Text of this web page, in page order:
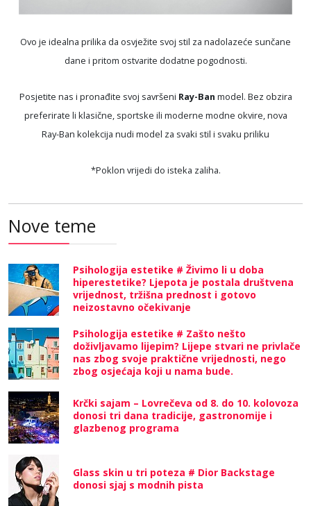
Ovo je idealna prilika da osvježite svoj stil za nadolazeće sunčane
dane i pritom ostvarite dodatne pogodnosti.
Posjetite nas i pronađite svoj savršeni Ray-Ban model. Bez obzira
preferirate li klasične, sportske ili moderne modne okvire, nova
Ray-Ban kolekcija nudi model za svaki stil i svaku priliku
*Poklon vrijedi do isteka zaliha.
Nove teme
Psihologija estetike # Živimo li u doba
hiperestetike? Ljepota je postala društvena
vrijednost, tržišna prednost i gotovo
neizostavno očekivanje
Psihologija estetike # Zašto nešto
doživljavamo lijepim? Lijepe stvari ne privlače
nas zbog svoje praktične vrijednosti, nego
zbog osjećaja koji u nama bude.
Krčki sajam – Lovrečeva od 8. do 10. kolovoza
donosi tri dana tradicije, gastronomije i
glazbenog programa
Glass skin u tri poteza # Dior Backstage
donosi sjaj s modnih pista